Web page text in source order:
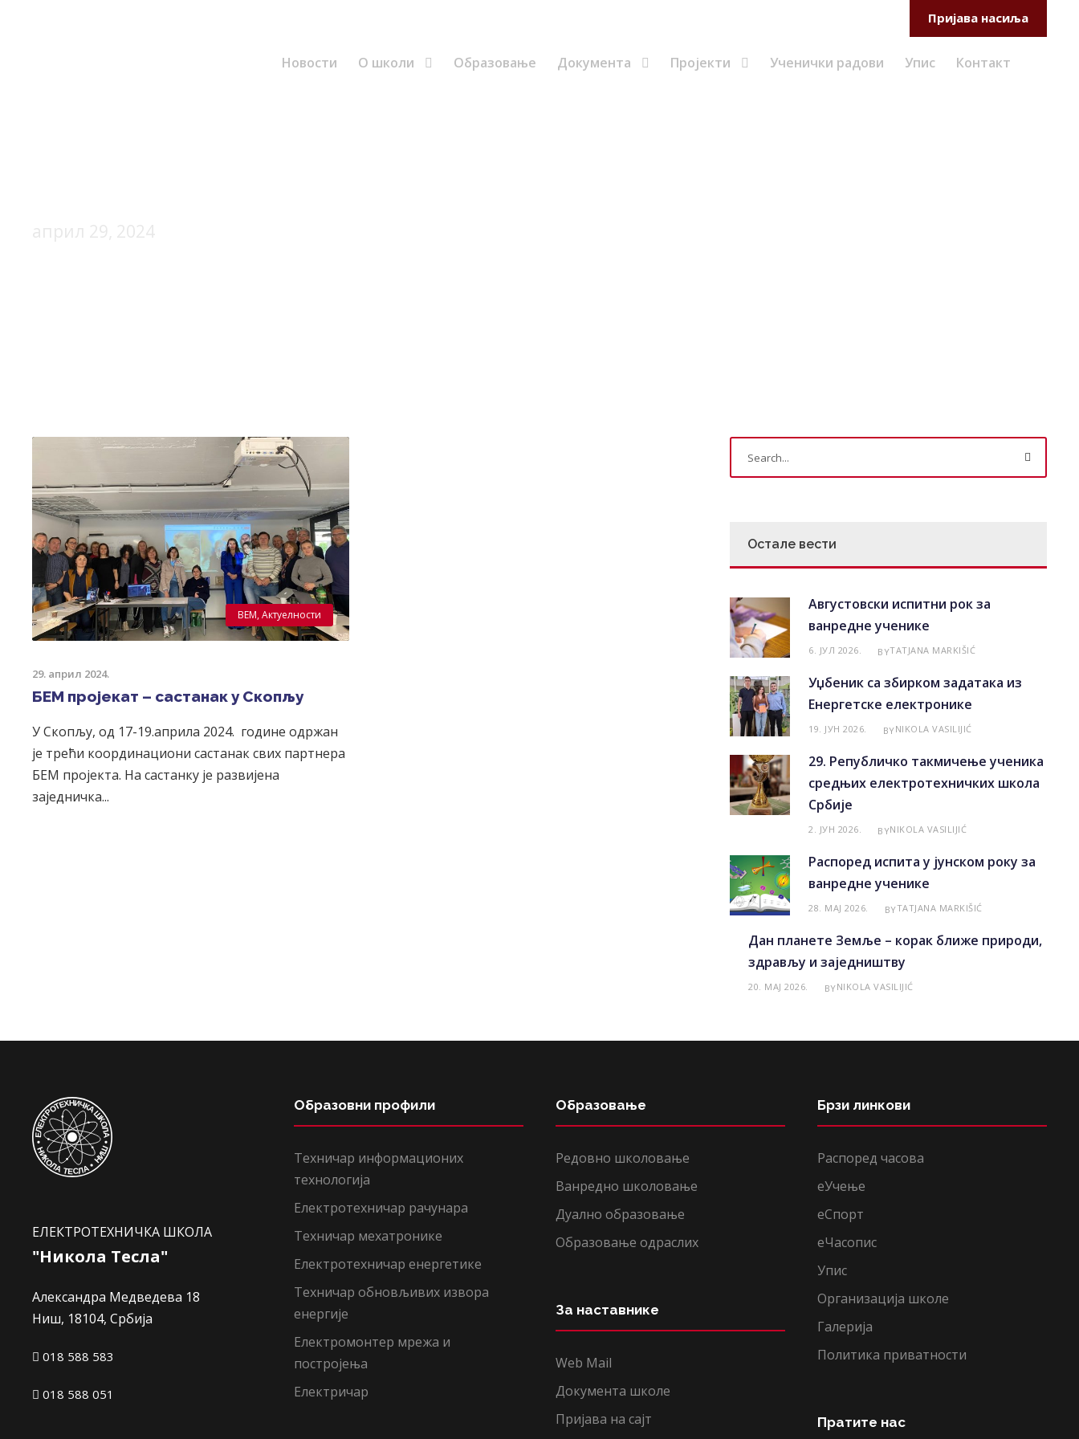
Пријава насиља
Новости О школи Образовање Документа Пројекти Ученички радови Упис Контакт
BEM,Актуелности
29. април 2024.
БЕМ пројекат – састанак у Скопљу
У Скопљу, од 17-19.априла 2024. године одржан
је трећи координациони састанак свих партнера
БЕМ пројекта. На састанку је развијена
заједничка...
Остале вести
Августовски испитни рок за
ванредне ученике
6. ЈУЛ 2026. BYTATJANA MARKIŠIĆ
Уџбеник са збирком задатака из
Енергетске електронике
19. ЈУН 2026. BYNIKOLA VASILIJIĆ
29. Републичко такмичење ученика
средњих електротехничких школа
Србије
2. ЈУН 2026. BYNIKOLA VASILIJIĆ
Распоред испита у јунском року за
ванредне ученике
28. МАЈ 2026. BYTATJANA MARKIŠIĆ
Дан планете Земље – корак ближе природи,
здрављу и заједништву
20. МАЈ 2026. BYNIKOLA VASILIJIĆ
ЕЛЕКТРОТЕХНИЧКА ШКОЛА
"Никола Тесла"
Александра Медведева 18
Ниш, 18104, Србија
018 588 583
018 588 051
Образовни профили
Техничар информационих
технологија
Електротехничар рачунара
Техничар мехатронике
Електротехничар енергетике
Техничар обновљивих извора
енергије
Електромонтер мрежа и
постројења
Електричар
Образовање
Редовно школовање
Ванредно школовање
Дуално образовање
Образовање одраслих
За наставнике
Web Mail
Документа школе
Пријава на сајт
Брзи линкови
Распоред часова
еУчење
еСпорт
еЧасопис
Упис
Организација школе
Галерија
Политика приватности
Пратите нас